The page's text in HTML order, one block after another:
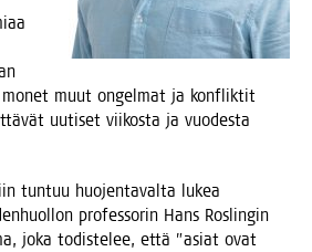
monet muut ongel­mat ja konflik­tit
uuti­set vii­kos­ta ja vuo­des­ta
tun­tuu huo­jen­ta­val­ta lukea
pro­fes­so­rin Hans Ros­lin­gin
joka todis­te­lee, että ”asiat ovat